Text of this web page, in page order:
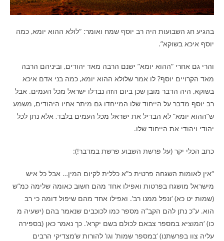
בהגיע חג השבועות היה רב יוסף שמח ואומר: “לולא ההוא יומא, כמה
יוסף איכא בשוקא”.
והרי גם אחרי “ההוא יומא” ישנם הרבה מאד יהודים, וביניהם הרבה
מאד הקרויים יוסף? לו אמר שלולא ההוא יומא, כמה בני אדם איכא
בשוקא, היה הדבר מובן שכן ביום הזה נבדלו ישראל מכל העמים. אבל
רב יוסף מדבר על הייחוד שלו המייחדו גם מיתר אחיו היהודים, משמע
ש”ההוא יומא” לא הבדיל את ישראל מכל העמים בלבד, אלא נתן לכל
יהודי ויהודי את הייחוד שלו.
כתב הכלי יקר (על פרשת השבוע פרשת במדבר!):
“אין לאומות השגחה פרטית כ”א כללית לקיום המין… אבל כל איש
מישראל מושגח בפרטות ואפילו אחד מהם חשוב כאומה שלימה כמ”ש
(שמות יט כא) ‘ונפל ממנו רב’. ואפילו אחד מהם שיפול דומה כי רב
הוא. ע”כ נתן להם הקב”ה מספר כמו לכוכבים שנאמר בהם (ישעיה מ
כו) ‘המוציא במספר צבאם לכולם בשם יקרא’. כך נאמר כאן (בספירה
עליה צוו בפרשתנו) ‘במספר שמות’ וגו’ להורות ש’מצדיקי הרבים